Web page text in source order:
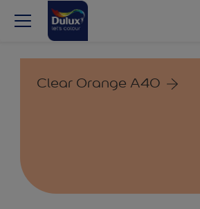
Clear Orange A40